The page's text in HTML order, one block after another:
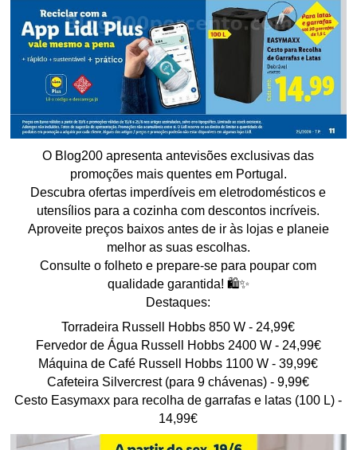
O Blog200 apresenta antevisões exclusivas das
promoções mais quentes em Portugal.
Descubra ofertas imperdíveis em eletrodomésticos e
utensílios para a cozinha com descontos incríveis.
Aproveite preços baixos antes de ir às lojas e planeie
melhor as suas escolhas.
Consulte o folheto e prepare-se para poupar com
qualidade garantida! 🛍️✨
Destaques:
Torradeira Russell Hobbs 850 W - 24,99€
Fervedor de Água Russell Hobbs 2400 W - 24,99€
Máquina de Café Russell Hobbs 1100 W - 39,99€
Cafeteira Silvercrest (para 9 chávenas) - 9,99€
Cesto Easymaxx para recolha de garrafas e latas (100 L) -
14,99€